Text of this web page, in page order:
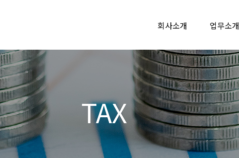
회사소개 업무소개
TAX